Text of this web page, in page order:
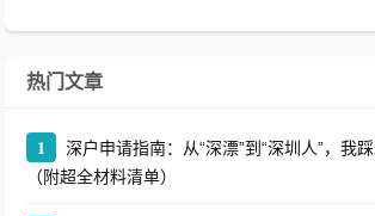
热门文章
1
深户申请指南：从“深漂”到“深圳人”，我
（附超全材料清单）